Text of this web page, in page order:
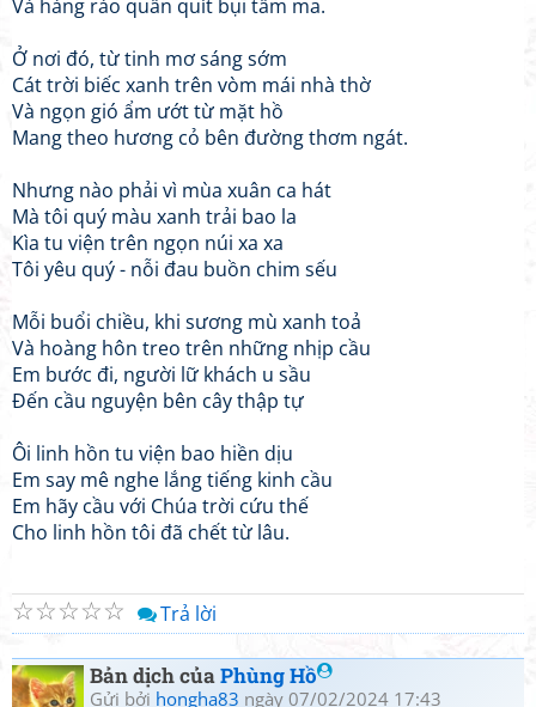
Và hàng rào quấn quít bụi tầm ma.
Ở nơi đó, từ tinh mơ sáng sớm
Cát trời biếc xanh trên vòm mái nhà thờ
Và ngọn gió ẩm ướt từ mặt hồ
Mang theo hương cỏ bên đường thơm ngát.
Nhưng nào phải vì mùa xuân ca hát
Mà tôi quý màu xanh trải bao la
Kìa tu viện trên ngọn núi xa xa
Tôi yêu quý - nỗi đau buồn chim sếu
Mỗi buổi chiều, khi sương mù xanh toả
Và hoàng hôn treo trên những nhịp cầu
Em bước đi, người lữ khách u sầu
Đến cầu nguyện bên cây thập tự
Ôi linh hồn tu viện bao hiền dịu
Em say mê nghe lắng tiếng kinh cầu
Em hãy cầu với Chúa trời cứu thế
Cho linh hồn tôi đã chết từ lâu.
☆
☆
☆
☆
☆ Trả lời
Bản dịch củaPhùng Hồ
Gửi bởi hongha83 ngày 07/02/2024 17:43